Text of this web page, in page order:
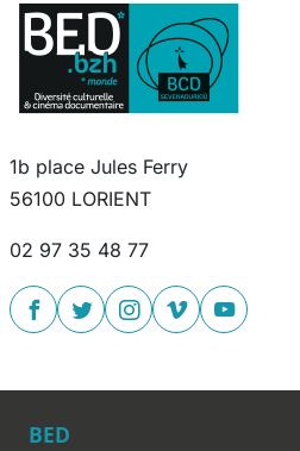
1b place Jules Ferry
56100 LORIENT
02 97 35 48 77
BED